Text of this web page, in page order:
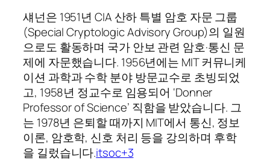
섀넌은 1951년 CIA 산하 특별 암호 자문 그룹
(Special Cryptologic Advisory Group)의 일원
으로도 활동하며 국가 안보 관련 암호·통신 문
제에 자문했습니다. 1956년에는 MIT 커뮤니케
이션 과학과 수학 분야 방문교수로 초빙되었
고, 1958년 정교수로 임용되어 ‘Donner
Professor of Science’ 직함을 받았습니다. 그
는 1978년 은퇴할 때까지 MIT에서 통신, 정보
이론, 암호학, 신호 처리 등을 강의하며 후학
을 길렀습니다.itsoc+3